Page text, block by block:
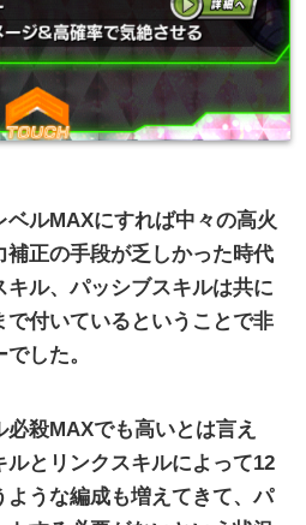
ベルMAXにすれば中々の高火
補正の手段が乏しかった時代
ル、パッシブスキルは共に
付いているということで非
した。
必殺MAXでも高いとは言え
とリンクスキルによって12
うな編成も増えてきて、パ